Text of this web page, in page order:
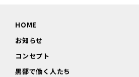
HOME
お知らせ
コンセプト
黒部で働く人たち